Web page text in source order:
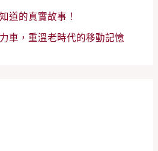
道的真實故事！
車，重溫老時代的移動記憶